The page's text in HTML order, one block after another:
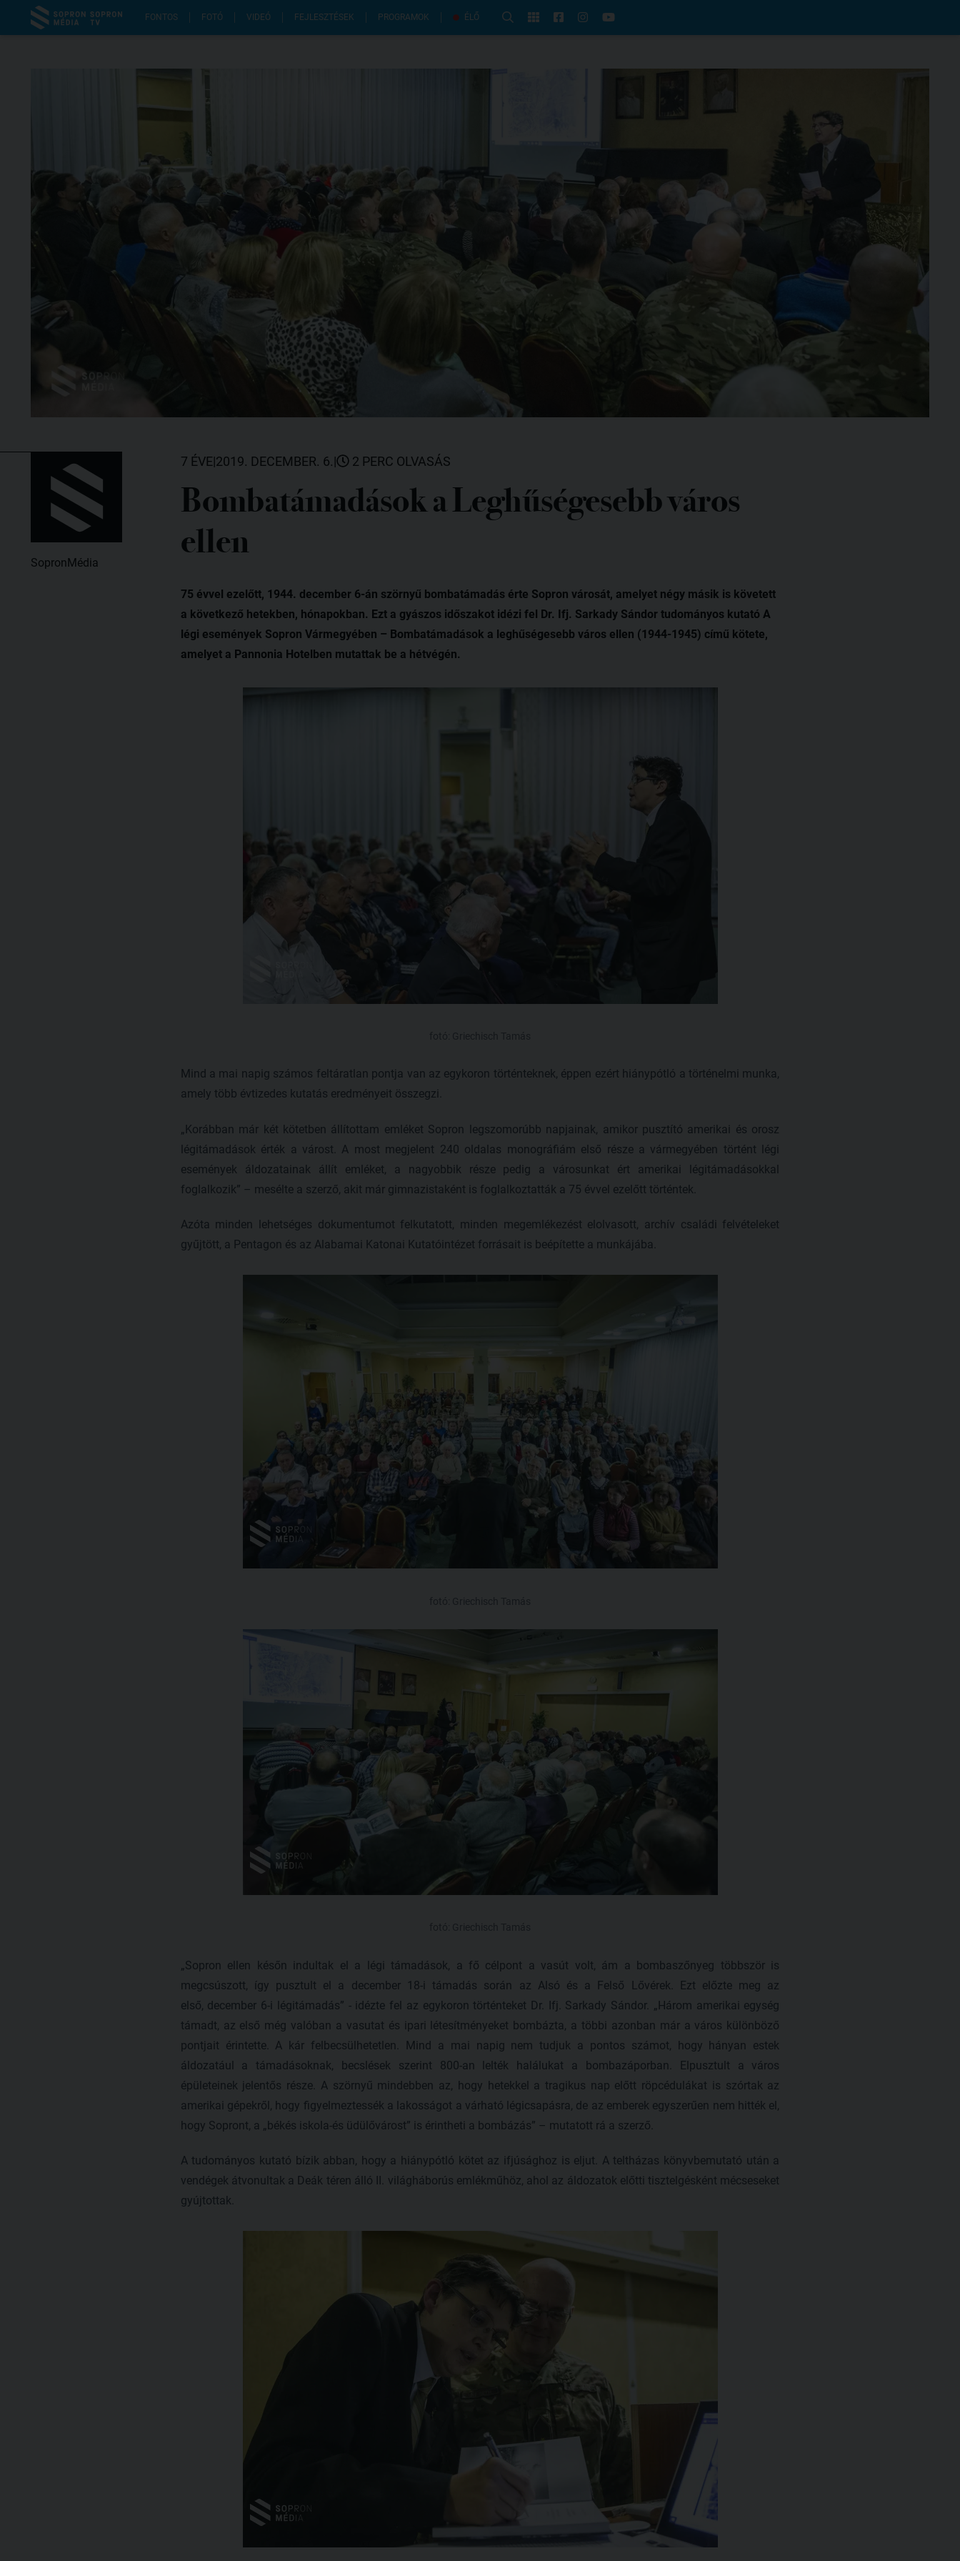
FONTOS FOTÓ VIDEÓ FEJLESZTÉSEK PROGRAMOK ÉLŐ
SopronMédia
7 ÉVE|2019. DECEMBER. 6.| 2 PERC OLVASÁS
Bombatámadások a Leghűségesebb város
ellen
75 évvel ezelőtt, 1944. december 6-án szörnyű bombatámadás érte Sopron városát, amelyet négy másik is követett
a következő hetekben, hónapokban. Ezt a gyászos időszakot idézi fel Dr. Ifj. Sarkady Sándor tudományos kutató A
légi események Sopron Vármegyében – Bombatámadások a leghűségesebb város ellen (1944-1945) című kötete,
amelyet a Pannonia Hotelben mutattak be a hétvégén.
Mind a mai napig számos feltáratlan pontja van az egykoron történteknek, éppen ezért hiánypótló a történelmi munka,
amely több évtizedes kutatás eredményeit összegzi.
„Korábban már két kötetben állítottam emléket Sopron legszomorúbb napjainak, amikor pusztító amerikai és orosz
légitámadások érték a várost. A most megjelent 240 oldalas monográfiám első része a vármegyében történt légi
események áldozatainak állít emléket, a nagyobbik része pedig a városunkat ért amerikai légitámadásokkal
foglalkozik” – mesélte a szerző, akit már gimnazistaként is foglalkoztatták a 75 évvel ezelőtt történtek.
Azóta minden lehetséges dokumentumot felkutatott, minden megemlékezést elolvasott, archív családi felvételeket
gyűjtött, a Pentagon és az Alabamai Katonai Kutatóintézet forrásait is beépítette a munkájába.
„Sopron ellen későn indultak el a légi támadások, a fő célpont a vasút volt, ám a bombaszőnyeg többször is
megcsúszott, így pusztult el a december 18-i támadás során az Alsó és a Felső Lővérek. Ezt előzte meg az
első, december 6-i légitámadás” - idézte fel az egykoron történteket Dr. Ifj. Sarkady Sándor. „Három amerikai egység
támadt, az első még valóban a vasutat és ipari létesítményeket bombázta, a többi azonban már a város különböző
pontjait érintette. A kár felbecsülhetetlen. Mind a mai napig nem tudjuk a pontos számot, hogy hányan estek
áldozatául a támadásoknak, becslések szerint 800-an lelték halálukat a bombazáporban. Elpusztult a város
épületeinek jelentős része. A szörnyű mindebben az, hogy hetekkel a tragikus nap előtt röpcédulákat is szórtak az
amerikai gépekről, hogy figyelmeztessék a lakosságot a várható légicsapásra, de az emberek egyszerűen nem hitték el,
hogy Sopront, a „békés iskola-és üdülővárost” is érintheti a bombázás” – mutatott rá a szerző.
A tudományos kutató bízik abban, hogy a hiánypótló kötet az ifjúsághoz is eljut. A teltházas könyvbemutató után a
vendégek átvonultak a Deák téren álló II. világháborús emlékműhöz, ahol az áldozatok előtti tisztelgésként mécseseket
gyújtottak.